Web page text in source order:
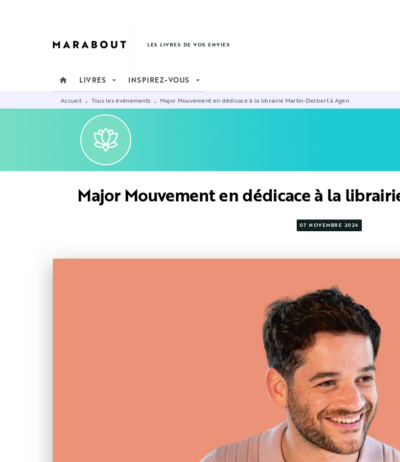
LES LIVRES DE VOS ENVIES
home LIVRES arrow_drop_down INSPIREZ-VOUS arrow_drop_down
Accueil • Tous les événements • Major Mouvement en dédicace à la librairie Martin-Delbert à Agen
Major Mouvement en dédicace à la
07 NOVEMBRE 2024